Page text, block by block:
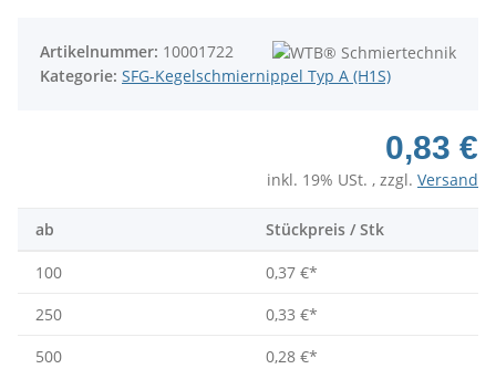
Artikelnummer: 10001722
Kategorie: SFG-Kegelschmiernippel Typ A (H1S)
0,83 €
inkl. 19% USt. , zzgl. Versand
ab Stückpreis / Stk
100 0,37 €*
250
0,33 €*
500
0,28 €*